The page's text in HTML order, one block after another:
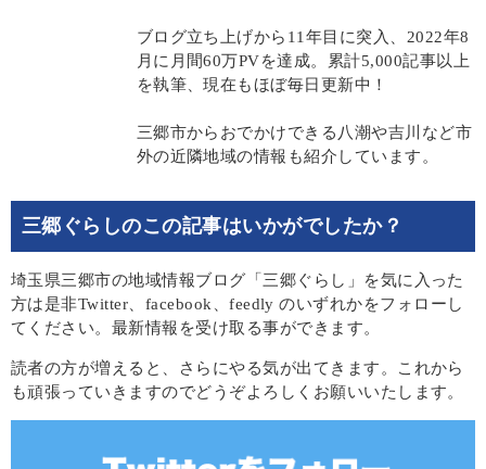
ブログ立ち上げから11年目に突入、2022年8
月に月間60万PVを達成。累計5,000記事以上
を執筆、現在もほぼ毎日更新中！
三郷市からおでかけできる八潮や吉川など市
外の近隣地域の情報も紹介しています。
三郷ぐらしのこの記事はいかがでしたか？
埼玉県三郷市の地域情報ブログ「三郷ぐらし」を気に入った
方は是非Twitter、facebook、feedly のいずれかをフォローし
てください。最新情報を受け取る事ができます。
読者の方が増えると、さらにやる気が出てきます。これから
も頑張っていきますのでどうぞよろしくお願いいたします。